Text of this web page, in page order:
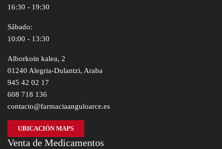
16:30 - 19:30
Sábado:
10:00 - 13:30
Alborkoin kalea, 2
01240 Alegria-Dulantzi, Araba
945 42 02 17
608 718 136
contacto@farmaciaanguloarce.es
UBICACIÓN MAPS
Venta de Medicamentos